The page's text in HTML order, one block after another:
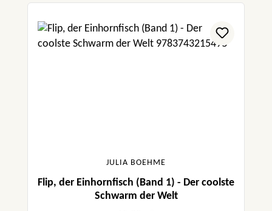
JULIA BOEHME
Flip, der Einhornfisch (Band 1) - Der coolste
Schwarm der Welt